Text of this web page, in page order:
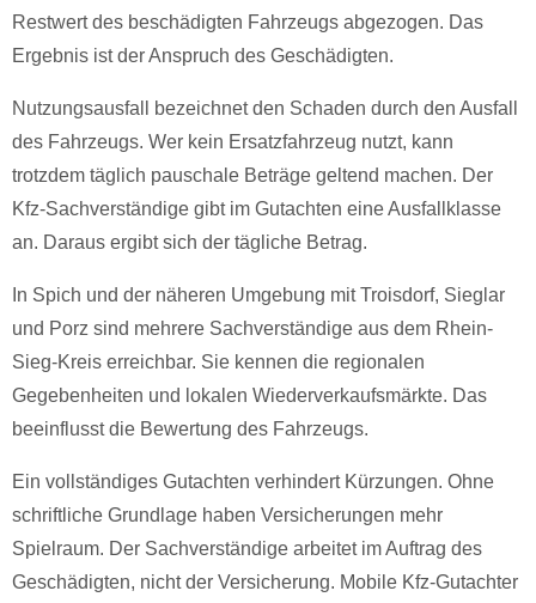
Restwert des beschädigten Fahrzeugs abgezogen. Das
Ergebnis ist der Anspruch des Geschädigten.
Nutzungsausfall bezeichnet den Schaden durch den Ausfall
des Fahrzeugs. Wer kein Ersatzfahrzeug nutzt, kann
trotzdem täglich pauschale Beträge geltend machen. Der
Kfz-Sachverständige gibt im Gutachten eine Ausfallklasse
an. Daraus ergibt sich der tägliche Betrag.
In Spich und der näheren Umgebung mit Troisdorf, Sieglar
und Porz sind mehrere Sachverständige aus dem Rhein-
Sieg-Kreis erreichbar. Sie kennen die regionalen
Gegebenheiten und lokalen Wiederverkaufsmärkte. Das
beeinflusst die Bewertung des Fahrzeugs.
Ein vollständiges Gutachten verhindert Kürzungen. Ohne
schriftliche Grundlage haben Versicherungen mehr
Spielraum. Der Sachverständige arbeitet im Auftrag des
Geschädigten, nicht der Versicherung. Mobile Kfz-Gutachter